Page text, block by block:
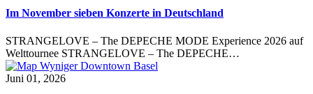
Im November sieben Konzerte in Deutschland
STRANGELOVE – The DEPECHE MODE Experience 2026 auf
Welttournee STRANGELOVE – The DEPECHE…
Juni 01, 2026